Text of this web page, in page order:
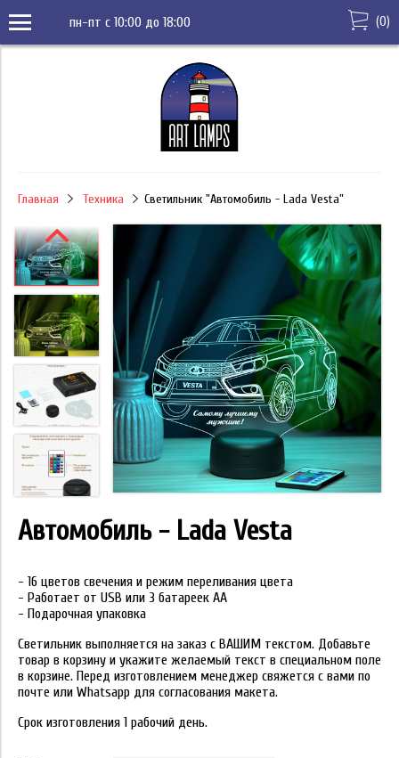
пн-пт с 10:00 до 18:00 (0)
Главная Техника Светильник "Автомобиль - Lada Vesta"
Автомобиль - Lada Vesta
- 16 цветов свечения и режим переливания цвета
- Работает от USB или 3 батареек АА
- Подарочная упаковка
Светильник выполняется на заказ с ВАШИМ текстом. Добавьте
товар в корзину и укажите желаемый текст в специальном поле
в корзине. Перед изготовлением менеджер свяжется с вами по
почте или Whatsapp для согласования макета.
Срок изготовления 1 рабочий день.